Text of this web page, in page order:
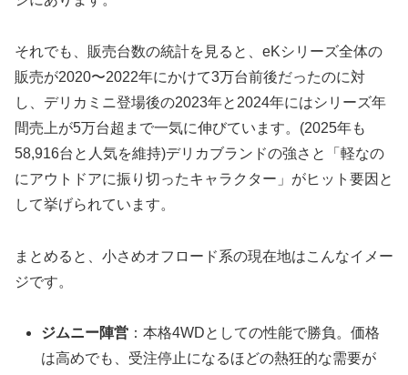
それでも、販売台数の統計を見ると、eKシリーズ全体の
販売が2020〜2022年にかけて3万台前後だったのに対
し、デリカミニ登場後の2023年と2024年にはシリーズ年
間売上が5万台超まで一気に伸びています。(2025年も
58,916台と人気を維持)デリカブランドの強さと「軽なの
にアウトドアに振り切ったキャラクター」がヒット要因と
して挙げられています。
まとめると、小さめオフロード系の現在地はこんなイメー
ジです。
ジムニー陣営 ：本格4WDとしての性能で勝負。価格
は高めでも、受注停止になるほどの熱狂的な需要が